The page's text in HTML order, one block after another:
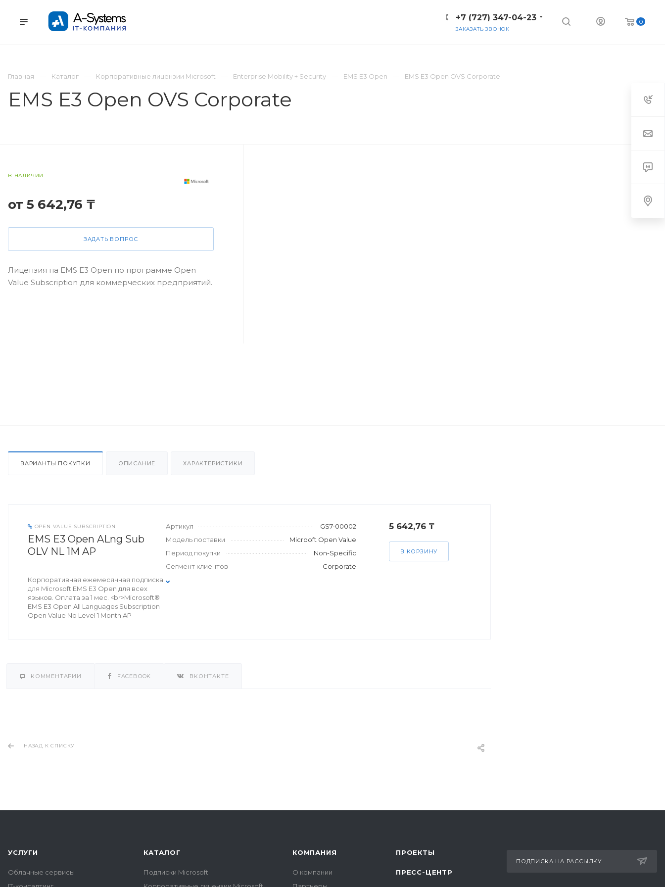
0
+7 (727) 347-04-23
ЗАКАЗАТЬ ЗВОНОК
Главная
Каталог Корпоративные лицензии Microsoft Enterprise Mobility + Security EMS E3 Open EMS E3 Open OVS Corporate
EMS E3 Open OVS Corporate
В НАЛИЧИИ
от 5 642,76 ₸
ЗАДАТЬ ВОПРОС
Лицензия на EMS E3 Open по программе Open
Value Subscription для коммерческих предприятий.
ВАРИАНТЫ ПОКУПКИ ОПИСАНИЕ ХАРАКТЕРИСТИКИ
OPEN VALUE SUBSCRIPTION
EMS E3 Open ALng Sub
OLV NL 1M AP
Корпоративная ежемесячная подписка
для Microsoft EMS E3 Open для всех
языков. Оплата за 1 мес. <br>Microsoft®
EMS E3 Open All Languages Subscription
Open Value No Level 1 Month AP
Артикул
GS7-00002
Модель поставки
Microoft Open Value
Период покупки
Non-Specific
Сегмент клиентов
Corporate
5 642,76 ₸
В КОРЗИНУ
КОММЕНТАРИИ FACEBOOK ВКОНТАКТЕ
НАЗАД К СПИСКУ
УСЛУГИ
Облачные сервисы
КАТАЛОГ
Подписки Microsoft
КОМПАНИЯ
О компании
ПРОЕКТЫ
ПРЕСС-ЦЕНТР
ПОДПИСКА НА РАССЫЛКУ